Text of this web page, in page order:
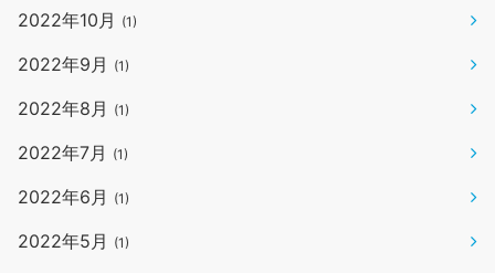
2022年10月 (1)
2022年9月 (1)
2022年8月 (1)
2022年7月 (1)
2022年6月 (1)
2022年5月 (1)